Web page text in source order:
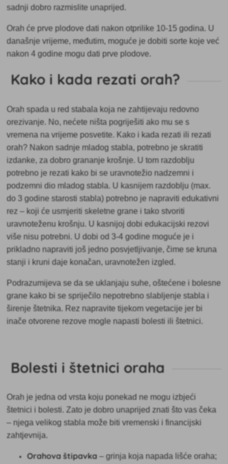
sadnji dobro razmislite unaprijed.
Orah će prve plodove dati nakon otprilike 10-15 godina. U
današnje vrijeme, međutim, moguće je dobiti sorte koje već
nakon 4 godine mogu dati prve plodove.
Kako i kada rezati orah?
Orah spada u red stabala koja ne zahtijevaju redovno
orezivanje. No, nećete ništa pogriješiti ako mu se s
vremena na vrijeme posvetite. Kako i kada rezati ili rezati
orah? Nakon sadnje mladog stabla, potrebno je skratiti
izdanke, za dobro grananje krošnje. U tom razdoblju
potrebno je rezati kako bi se uravnotežio nadzemni i
podzemni dio mladog stabla. U kasnijem razdoblju (max.
do 3 godine starosti stabla) potrebno je napraviti edukativni
rez – koji će usmjeriti skeletne grane i tako stvoriti
uravnoteženu krošnju. U kasnijoj dobi edukacijski rezovi
više nisu potrebni. U dobi od 3-4 godine moguće je i
prikladno napraviti još jedno posvjetljivanje, čime se kruna
stanji i kruni daje konačan, uravnotežen izgled.
Podrazumijeva se da se uklanjaju suhe, oštećene i bolesne
grane kako bi se spriječilo nepotrebno slabljenje stabla i
širenje štetnika. Rez napravite tijekom vegetacije jer bi
inače otvorene rezove mogle napasti bolesti ili štetnici.
Bolesti i štetnici oraha
Orah je jedna od vrsta koju ponekad ne mogu izbjeći
štetnici i bolesti. Zato je dobro unaprijed znati što vas čeka
– njega velikog stabla može biti vremenski i financijski
zahtjevnija.
Orahova štipavka – grinja koja napada lišće oraha;